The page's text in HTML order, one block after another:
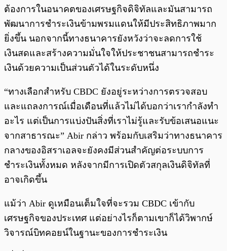
ต้องการในอนาคตของเศรษฐกิจดิจิทัลและมันสามารถ
พัฒนาการชำระเงินข้ามพรมแดนให้มีประสิทธิภาพมาก
ยิ่งขึ้น นอกจากนี้ทางธนาคารยังหวังว่าจะลดการใช้
เงินสดและสร้างความมั่นใจให้ประชาชนสามารถชำระ
เงินด้วยความเป็นส่วนตัวได้ในระดับหนึ่ง
“ทางเลือกสำหรับ CBDC ยังอยู่ระหว่างการตรวจสอบ
และแถลงการณ์เมื่อเดือนที่แล้วไม่ได้บอกว่าเรากำลังทำ
อะไร แต่เป็นการแบ่งปันสิ่งที่เราไม่รู้และรับข้อเสนอแนะ
จากสาธารณะ” Abir กล่าว พร้อมกับเสริมว่าทางธนาคาร
กลางของอิสราเอลจะยังคงมีส่วนสำคัญต่อระบบการ
ชำระเงินทั้งหมด หลังจากมีการเปิดตัวสกุลเงินดิจิทัลที่
อาจเกิดขึ้น
แม้ว่า Abir ดูเหมือนเต็มใจที่จะรวม CBDC เข้ากับ
เศรษฐกิจของประเทศ แต่อย่างไรก็ตามเขาก็ได้วิพากษ์
วิจารณ์บิทคอยน์ในฐานะของการชำระเงิน